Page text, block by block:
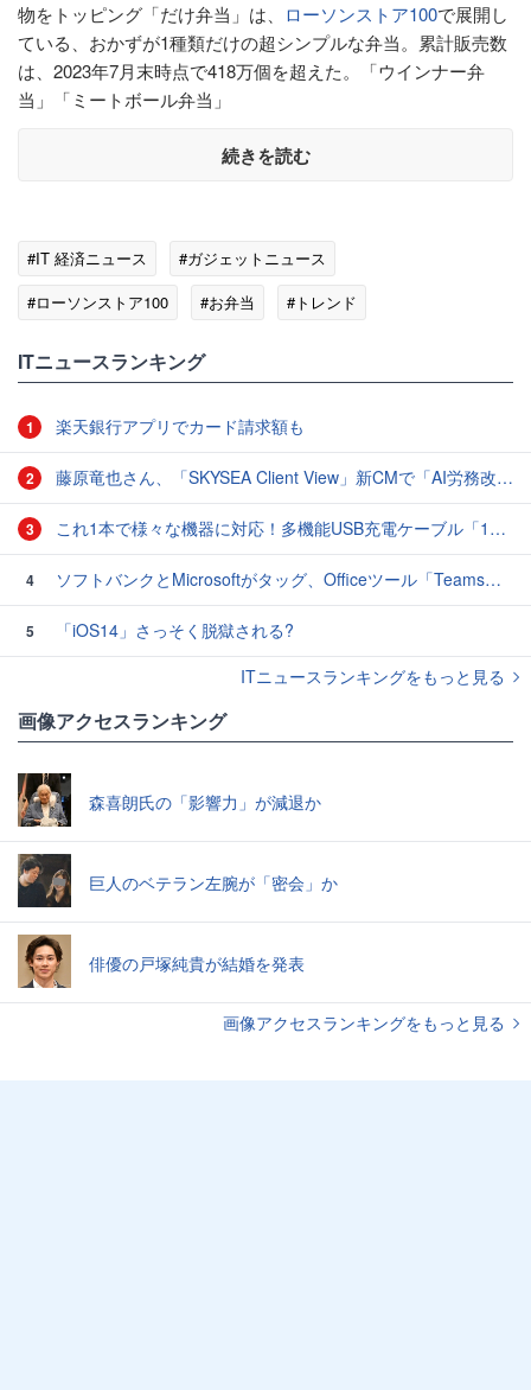
物をトッピング「だけ弁当」は、 ローソンストア100で展開し
ている、おかずが1種類だけの超シンプルな弁当。累計販売数
は、2023年7月末時点で418万個を超えた。「ウインナー弁
当」「ミートボール弁当」
続きを読む
#IT 経済ニュース
#ガジェットニュース
#ローソンストア100
#お弁当 #トレンド
ITニュースランキング
1 楽天銀行アプリでカード請求額も
2 藤原竜也さん、「SKYSEA Client View」新CMで「AI労務改善」をアピール 働き方をAIが分析したら「すぐに休んで」と言われる？
3 これ1本で様々な機器に対応！多機能USB充電ケーブル「10in1オクトパスケーブル」【カリスマ店長の一押し】
4 ソフトバンクとMicrosoftがタッグ、Officeツール「Teams」に03電話を統合
5
「iOS14」さっそく脱獄される?
ITニュースランキングをもっと見る
画像アクセスランキング
森喜朗氏の「影響力」が減退か
巨人のベテラン左腕が「密会」か
俳優の戸塚純貴が結婚を発表
画像アクセスランキングをもっと見る